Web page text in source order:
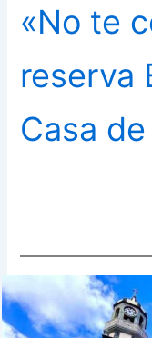
«No te
reserva
Casa